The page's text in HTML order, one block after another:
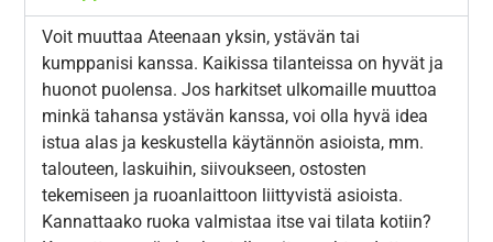
Voit muuttaa Ateenaan yksin, ystävän tai
kumppanisi kanssa. Kaikissa tilanteissa on hyvät ja
huonot puolensa. Jos harkitset ulkomaille muuttoa
minkä tahansa ystävän kanssa, voi olla hyvä idea
istua alas ja keskustella käytännön asioista, mm.
talouteen, laskuihin, siivoukseen, ostosten
tekemiseen ja ruoanlaittoon liittyvistä asioista.
Kannattaako ruoka valmistaa itse vai tilata kotiin?